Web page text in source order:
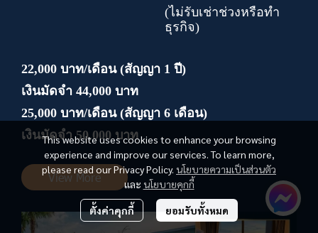
(ไม่รับเช่าช่วงหรือทำ
ธุรกิจ)
22,000 บาท/เดือน (สัญญา 1 ปี)
เงินมัดจำ 44,000 บาท
25,000 บาท/เดือน (สัญญา 6 เดือน)
เงินมัดจำ 50,000 บาท
View More
This website uses cookies to enhance your browsing
experience and improve our services. To learn more,
please read our Privacy Policy. นโยบายความเป็นส่วนตัว
และ นโยบายคุกกี้
ตั้งค่าคุกกี้ ยอมรับทั้งหมด